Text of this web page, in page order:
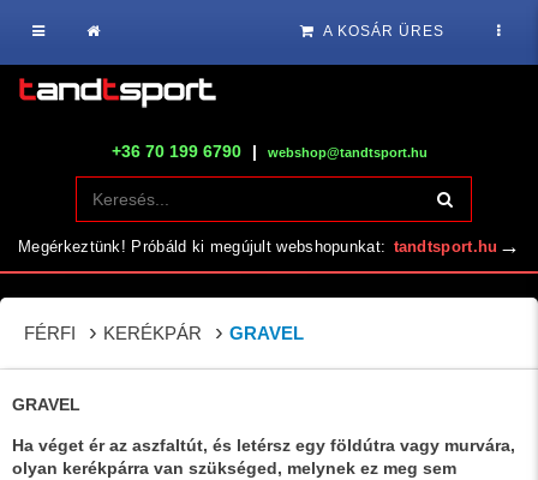
+36 70 199 6790 | webshop@tandtsport.hu
A KOSÁR ÜRES
Megérkeztünk! Próbáld ki megújult webshopunkat: tandtsport.hu →
FÉRFI KERÉKPÁR GRAVEL
GRAVEL
Ha véget ér az aszfaltút, és letérsz egy földútra vagy murvára,
olyan kerékpárra van szükséged, melynek ez meg sem